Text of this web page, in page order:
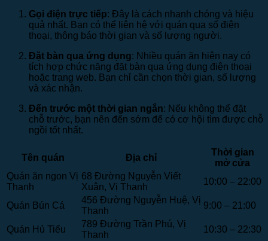
Gọi điện trực tiếp: Đây là cách nhanh chóng và hiệu
quả nhất. Bạn có thể liên hệ với quán qua số điện
thoại, thông báo thời gian và số lượng người.
Đặt bàn qua ứng dụng: Nhiều quán ăn hiện nay có
tích hợp chức năng đặt bàn qua ứng dụng điện thoại
hoặc trang web. Bạn chỉ cần chọn thời gian, số lượng
và xác nhận.
Đến trước một thời gian ngắn: Nếu không thể đặt
chỗ trước, bạn nên đến sớm để có cơ hội tìm được chỗ
ngồi tốt nhất.
Tên quán Địa chỉ
Thời gian
mở cửa
Quán ăn ngon Vị
Thanh
68 Đường Nguyễn Viết
Xuân, Vị Thanh
10:00 – 22:00
Quán Bún Cá
456 Đường Nguyễn Huệ, Vị
Thanh
9:00 – 21:00
Quán Hủ Tiếu
789 Đường Trần Phú, Vị
Thanh
10:30 – 22:30